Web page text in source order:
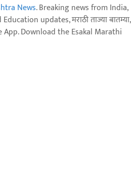
News. Breaking news from India,
updates, मराठी ताज्या बातम्या,
App. Download the Esakal Marathi